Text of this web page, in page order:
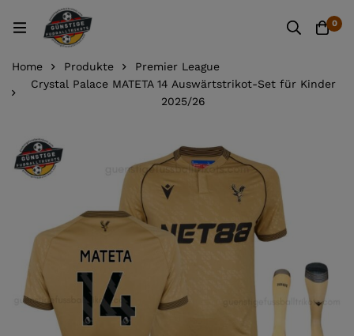
0
Home Produkte
Premier League
Crystal Palace MATETA 14 Auswärtstrikot-Set für Kinder
2025/26